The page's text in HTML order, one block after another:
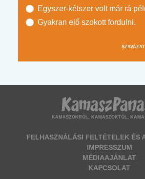
Egyszer-kétszer volt már rá
Gyakran elő szokott fordulni.
KAMASZOKRÓL, KAMASZOKTÓL,
FELHASZNÁLÁSI FELTÉTELEK ÉS
IMPRESSZUM
MÉDIAAJÁNLAT
KAPCSOLAT